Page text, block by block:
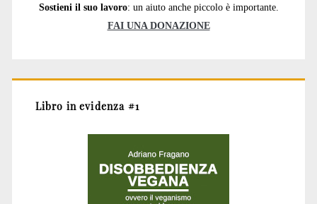
Sostieni il suo lavoro: un aiuto anche piccolo è importante.
FAI UNA DONAZIONE
Libro in evidenza #1